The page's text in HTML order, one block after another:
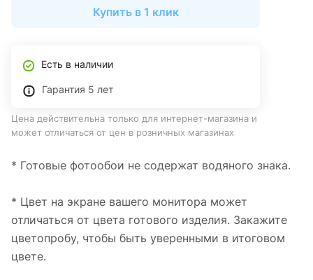
Купить в 1 клик
Есть в наличии
Гарантия 5 лет
Цена действительна только для интернет-магазина и
может отличаться от цен в розничных магазинах
* Готовые фотообои не содержат водяного знака.
* Цвет на экране вашего монитора может
отличаться от цвета готового изделия. Закажите
цветопробу, чтобы быть уверенными в итоговом
цвете.